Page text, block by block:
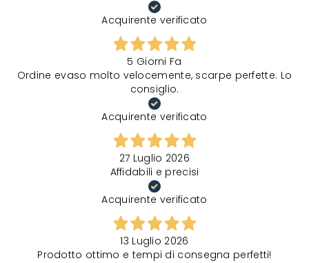
Acquirente verificato
5 Giorni Fa
Ordine evaso molto velocemente, scarpe perfette. Lo
consiglio.
Acquirente verificato
27 Luglio 2026
Affidabili e precisi
Acquirente verificato
13 Luglio 2026
Prodotto ottimo e tempi di consegna perfetti!